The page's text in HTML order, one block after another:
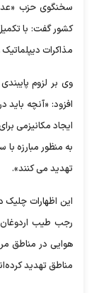
سخنگوی حزب
کشور گفت: با
مذاکرات
وی بر لزوم
افزود: «آنچه
ایجاد مکانیزمی
به منظور مبارزه
تهدید می کنند».
این اظهارات چلیک
رجب طیب
هوایی در مناطق
مناطق تهدید